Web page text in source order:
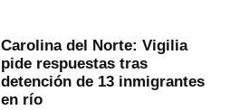
Carolina del Norte: Vigilia
pide respuestas tras
detención de 13 inmigrantes
en río